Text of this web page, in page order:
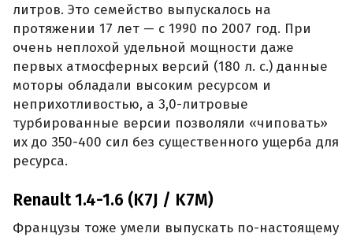
литров. Это семейство выпускалось на
протяжении 17 лет — с 1990 по 2007 год. При
очень неплохой удельной мощности даже
первых атмосферных версий (180 л. с.) данные
моторы обладали высоким ресурсом и
неприхотливостью, а 3,0-литровые
турбированные версии позволяли «чиповать»
их до 350-400 сил без существенного ущерба для
ресурса.
Renault 1.4-1.6 (K7J / K7M)
Французы тоже умели выпускать по-настоящему